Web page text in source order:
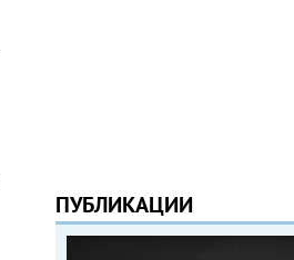
ПУБЛИКАЦИИ